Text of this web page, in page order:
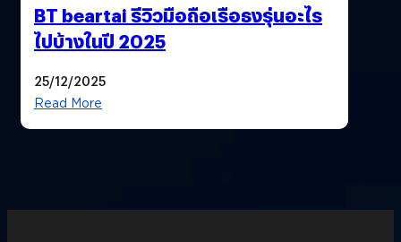
BT beartai รีวิวมือถือเรือธงรุ่นอะไร
ไปบ้างในปี 2025
25/12/2025
Read More